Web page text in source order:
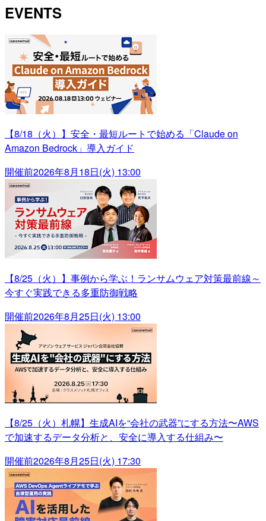
EVENTS
【8/18（火）】安全・最短ルートで始める「Claude on
Amazon Bedrock」導入ガイド
開催前2026年8月18日(火) 13:00
【8/25（火）】事例から学ぶ！ランサムウェア対策最前線～
今すぐ実践できる多重防御戦略
開催前2026年8月25日(火) 13:00
【8/25（火）札幌】生成AIを“会社の武器”にする方法〜AWS
で加速するデータ分析と、安全に導入する仕組み〜
開催前2026年8月25日(火) 17:30